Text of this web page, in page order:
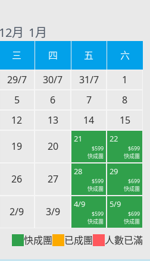
12月 1月
三 四 五
六
29/7 30/7 31/7
1
5 6 7
8
12 13 14 15
19 20
21
$599
快成團
22
$699
快成團
26 27
28
$599
快成團
29
$699
快成團
2/9 3/9
4/9
$599
快成團
5/9
$699
快成團
快成團 已成團 人數已滿